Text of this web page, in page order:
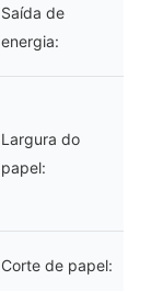
Saída de
energia:
Largura do
papel:
Corte de papel: